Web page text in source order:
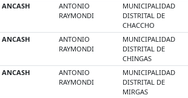
ANCASH
ANTONIO
RAYMONDI
MUNICIPALIDAD
DISTRITAL DE
CHACCHO
ANCASH
ANTONIO
RAYMONDI
MUNICIPALIDAD
DISTRITAL DE
CHINGAS
ANCASH
ANTONIO
RAYMONDI
MUNICIPALIDAD
DISTRITAL DE
MIRGAS